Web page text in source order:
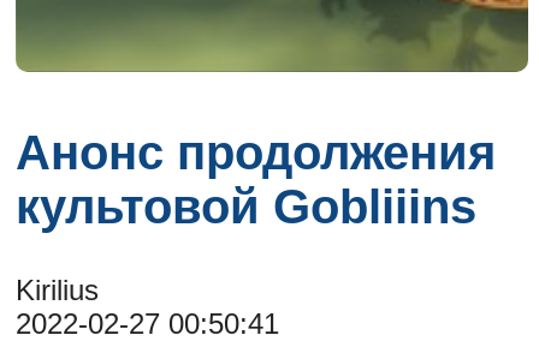
Анонс продолжения
культовой Gobliiins
Kirilius
2022-02-27 00:50:41